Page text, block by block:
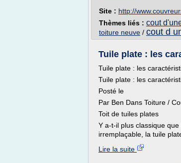
Site : http://
Thèmes liés : cout
toiture neuve / cout d
Tuile plate : les
Tuile plate : les
Tuile plate : les
Posté le
Par Ben Dans Toiture /
Toit de tuiles plates
Y a-t-il plus classique
irremplaçable, la tuile
Lire la suite